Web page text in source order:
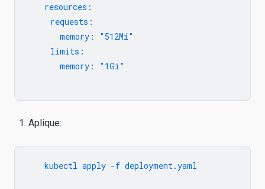
   resources:
     requests:
       memory: "512Mi"
     limits:
       memory: "1Gi"
Aplique:
   kubectl apply -f deployment.yaml